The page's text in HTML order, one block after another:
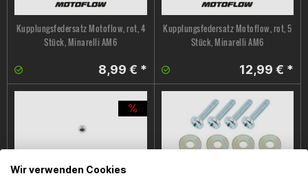
Kupplungsfedersatz Motoflow, rot, 4
Stück, Minarelli AM6
8,99 € *
Kupplungsfedersatz Motoflow, rot, 5
Stück, Minarelli AM6
12,99 € *
Wir verwenden Cookies